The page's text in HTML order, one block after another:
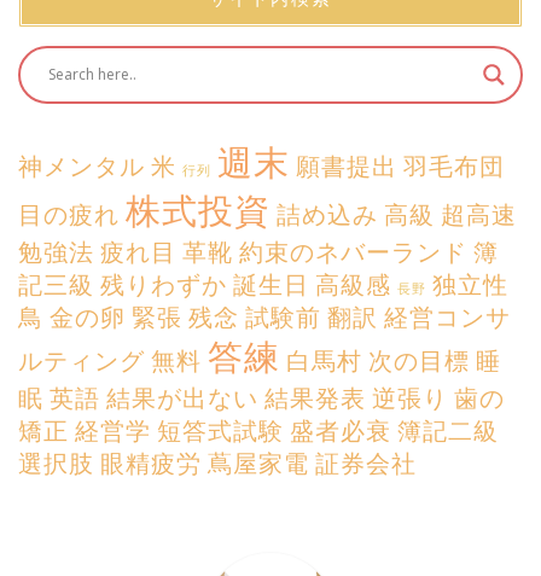
神メンタル 米 行列 週末 願書提出 羽毛布団
目の疲れ 株式投資 詰め込み 高級 超高速
勉強法 疲れ目 革靴 約束のネバーランド 簿
記三級 残りわずか 誕生日 高級感 長野 独立性
鳥 金の卵 緊張 残念 試験前 翻訳 経営コンサ
ルティング 無料 答練 白馬村 次の目標 睡
眠 英語 結果が出ない 結果発表 逆張り 歯の
矯正 経営学 短答式試験 盛者必衰 簿記二級
選択肢 眼精疲労 蔦屋家電 証券会社